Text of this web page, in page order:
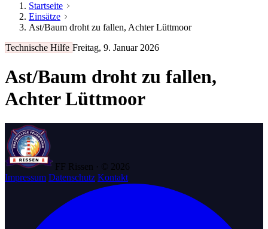
Startseite
Einsätze
Ast/Baum droht zu fallen, Achter Lüttmoor
Technische Hilfe Freitag, 9. Januar 2026
Ast/Baum droht zu fallen,
Achter Lüttmoor
FF Rissen · © 2026
Impressum Datenschutz Kontakt